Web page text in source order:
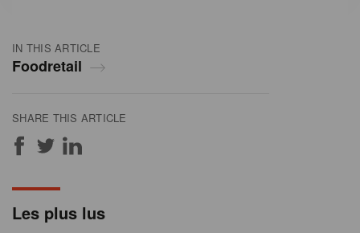
IN THIS ARTICLE
Foodretail
SHARE THIS ARTICLE
Les plus lus